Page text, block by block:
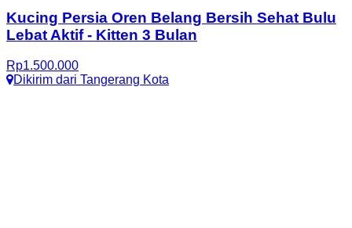
Kucing Persia Oren Belang Bersih Sehat Bulu
Lebat Aktif- Kitten 3 Bulan
Rp1.500.000
Dikirim dari Tangerang Kota